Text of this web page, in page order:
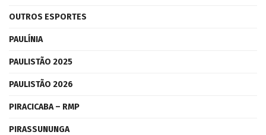
OUTROS ESPORTES
PAULÍNIA
PAULISTÃO 2025
PAULISTÃO 2026
PIRACICABA – RMP
PIRASSUNUNGA